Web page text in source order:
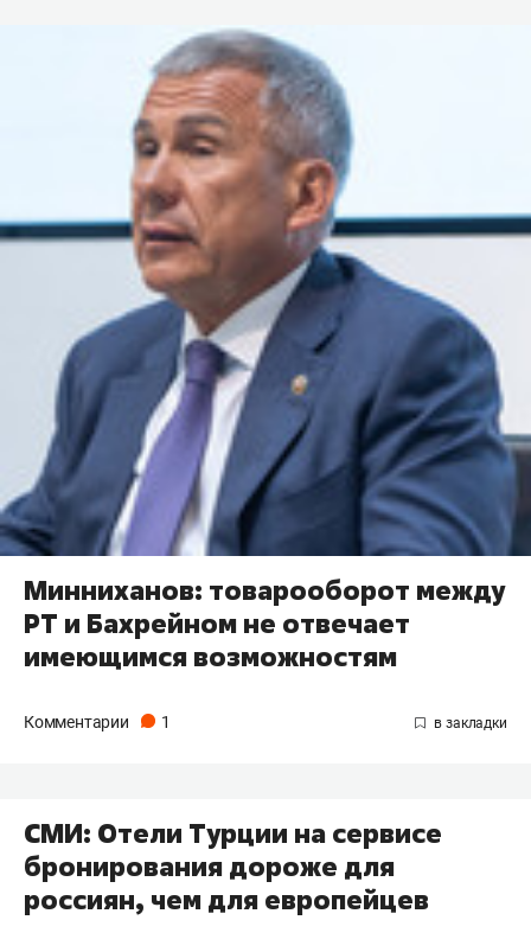
Минниханов: товарооборот между
РТ и Бахрейном не отвечает
имеющимся возможностям
Комментарии 1
СМИ: Отели Турции на сервисе
бронирования дороже для
россиян, чем для европейцев